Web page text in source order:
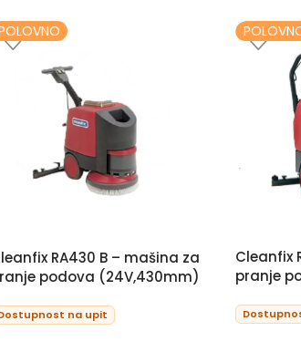
RA430 B – mašina za
podova (24V,430mm)
na upit
Cleanfix
pranje